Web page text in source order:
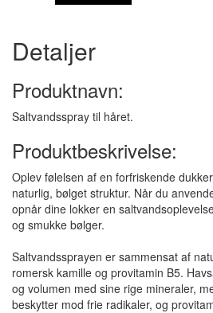
Detaljer
Produktnavn:
Saltvandsspray til håret.
Produktbeskrivelse:
Oplev følelsen af en forfriskende
naturlig, bølget struktur. Når du
opnår dine lokker en
og smukke bølger.
Saltvandssprayen er sammensat af
romersk kamille og provitamin B5.
og volumen med sine rige mineraler,
beskytter mod frie radikaler, og